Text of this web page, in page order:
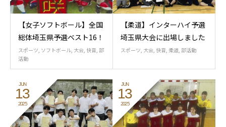
【女子ソフトボール】全国
総体埼玉県予選ベスト16！
スポーツ ソフトボール 大会 快音 部
活動
【柔道】インターハイ予選
埼玉県大会に出場しました
スポーツ 大会 快音 柔道 部活動
JUN
13
2025
JUN
13
2025